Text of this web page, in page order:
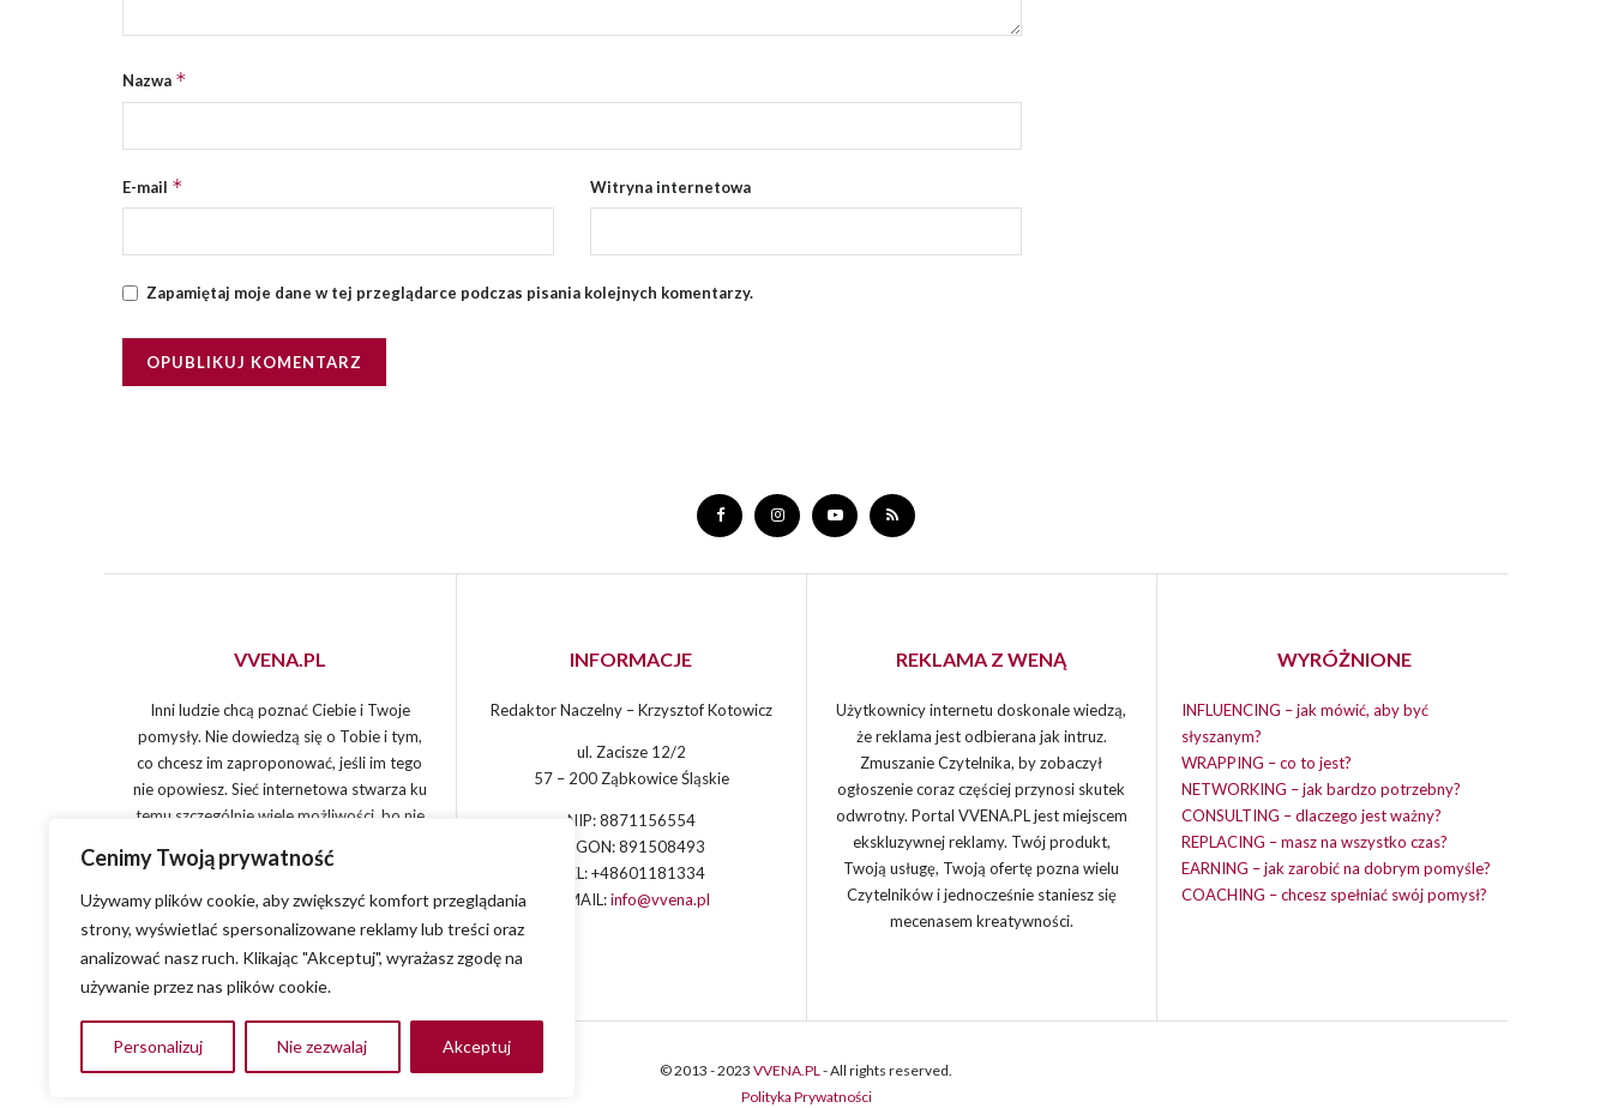
Cenimy Twoją prywatność
Używamy plików cookie, aby zwiększyć komfort przeglądania
strony, wyświetlać spersonalizowane reklamy lub treści oraz
analizować nasz ruch. Klikając "Akceptuj", wyrażasz zgodę na
używanie przez nas plików cookie.
Personalizuj Nie zezwalaj Akceptuj
Nazwa *
E-mail * Witryna internetowa
Zapamiętaj moje dane w tej przeglądarce podczas pisania kolejnych komentarzy.
VVENA.PL
Inni ludzie chcą poznać Ciebie i Twoje
pomysły. Nie dowiedzą się o Tobie i tym,
co chcesz im zaproponować, jeśli im tego
nie opowiesz. Sieć internetowa stwarza ku
temu szczególnie wiele możliwości, bo nie
miejscem spotkań. Zapraszam do
VVENA.PL, gdzie nie tylko spełnisz Swój
pomysł. Twój pomysł zaskoczy innych i
będą go potrzebować jak żadnego innego.
INFORMACJE
Redaktor Naczelny – Krzysztof Kotowicz
ul. Zacisze 12/2
57 – 200 Ząbkowice Śląskie
NIP: 8871156554
REGON: 891508493
TEL: +48601181334
E-MAIL:info@vvena.pl
REKLAMA Z WENĄ
Użytkownicy internetu doskonale wiedzą,
że reklama jest odbierana jak intruz.
Zmuszanie Czytelnika, by zobaczył
ogłoszenie coraz częściej przynosi skutek
odwrotny. Portal VVENA.PL jest miejscem
ekskluzywnej reklamy. Twój produkt,
Twoją usługę, Twoją ofertę pozna wielu
Czytelników i jednocześnie staniesz się
mecenasem kreatywności.
WYRÓŻNIONE
INFLUENCING – jak mówić, aby być
słyszanym?
WRAPPING – co to jest?
NETWORKING – jak bardzo potrzebny?
CONSULTING – dlaczego jest ważny?
REPLACING – masz na wszystko czas?
EARNING – jak zarobić na dobrym pomyśle?
COACHING – chcesz spełniać swój pomysł?
© 2013 - 2023 VVENA.PL - All rights reserved.
Polityka Prywatności